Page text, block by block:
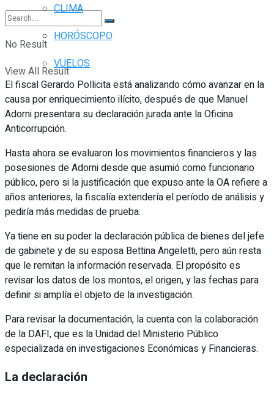
No Result
View All Result
CLIMA
HORÓSCOPO
VUELOS
El fiscal Gerardo Pollicita está analizando cómo avanzar en la
causa por enriquecimiento ilícito, después de que Manuel
Adorni presentara su declaración jurada ante la Oficina
Anticorrupción.
Hasta ahora se evaluaron los movimientos financieros y las
posesiones de Adorni desde que asumió como funcionario
público, pero si la justificación que expuso ante la OA refiere a
años anteriores, la fiscalía extendería el período de análisis y
pediría más medidas de prueba.
Ya tiene en su poder la declaración pública de bienes del jefe
de gabinete y de su esposa Bettina Angeletti, pero aún resta
que le remitan la información reservada. El propósito es
revisar los datos de los montos, el origen, y las fechas para
definir si amplía el objeto de la investigación.
Para revisar la documentación, la cuenta con la colaboración
de la DAFI, que es la Unidad del Ministerio Público
especializada en investigaciones Económicas y Financieras.
La declaración